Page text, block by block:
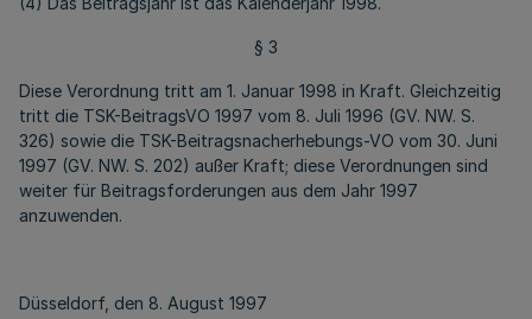
§ 3
Diese Verordnung tritt am 1. Januar 1998 in Kraft. Gleichzeitig
tritt die TSK-BeitragsVO 1997 vom 8. Juli 1996 (GV. NW. S.
326) sowie die TSK-Beitragsnacherhebungs-VO vom 30. Juni
1997 (GV. NW. S. 202) außer Kraft; diese Verordnungen sind
weiter für Beitragsforderungen aus dem Jahr 1997
anzuwenden.
Düsseldorf, den 8. August 1997